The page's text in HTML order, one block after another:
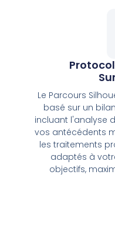
Le Parcours
basé sur un
incluant l'analyse
vos antécédents
les traitements
adaptés à
objectifs,